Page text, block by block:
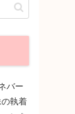
バー
執着